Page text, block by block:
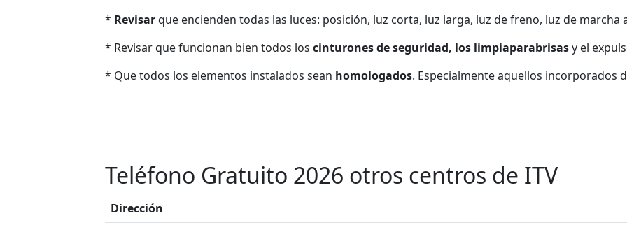
* Revisarque encienden todas las luces: posición, luz corta, luz larga, luz de freno, luz de marcha
* Revisar que funcionan bien todos los cinturones de seguridad, los limpiaparabrisasy el
* Que todos los elementos instalados sean homologados. Especialmente aquellos incorporados
Teléfono Gratuito 2026 otros centros de ITV
Dirección